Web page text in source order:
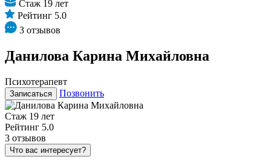
Стаж 19 лет
Рейтинг 5.0
3 отзывов
Данилова Карина Михайловна
Психотерапевт
Записаться Позвонить
Стаж 19 лет
Рейтинг 5.0
3 отзывов
Что вас интересует?